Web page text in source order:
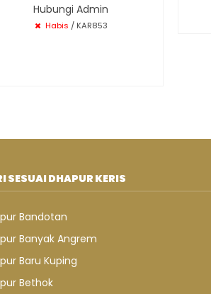
Hubungi Admin
Habis / KAR853
SESUAI DHAPUR KERIS
Bandotan
Banyak Angrem
Baru Kuping
Bethok